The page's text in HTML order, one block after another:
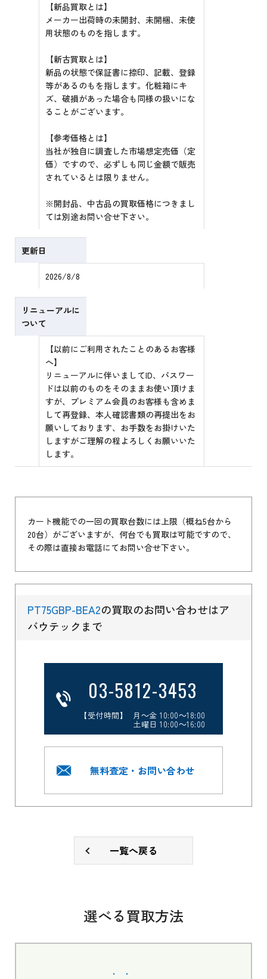
【新品買取とは】
メーカー出荷時の未開封、未開梱、未使
用状態のものを指します。
【新古買取とは】
新品の状態で保証書に捺印、記載、登録
等があるのもを指します。化粧箱にキ
ズ、破損があった場合も同様の扱いにな
ることがございます。
【参考価格とは】
当社が独自に調査した市場想定売価（定
価）ですので、必ずしも同じ金額で販売
されているとは限りません。
※開封品、中古品の買取価格につきまし
ては別途お問い合せ下さい。
更新日
2026/8/8
リニューアルに
ついて
【以前にご利用されたことのあるお客様
へ】
リニューアルに伴いましてID、パスワー
ドは以前のものをそのままお使い頂けま
すが、プレミアム会員のお客様も含めま
して再登録、本人確認書類の再提出をお
願いしております、お手数をお掛けいた
しますがご理解の程よろしくお願いいた
します。
カート機能での一回の買取台数には上限（概ね5台から
20台）がございますが、何台でも買取は可能ですので、
その際は直接お電話にてお問い合せ下さい。
PT75GBP-BEA2の買取のお問い合わせはア
バウテックまで
03-5812-3453
【受付時間】 月～金 10:00～18:00
土曜日 10:00～16:00
無料査定・お問い合わせ
一覧へ戻る
選べる買取方法